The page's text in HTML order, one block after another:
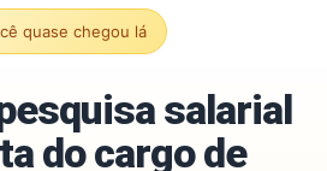
quase chegou lá
salarial
do cargo de